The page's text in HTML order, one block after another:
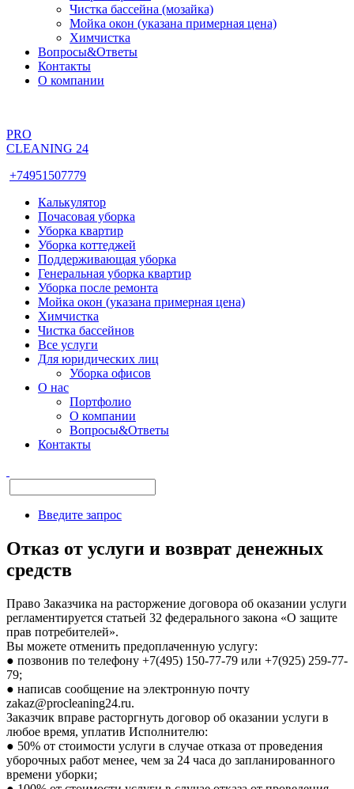
Чистка бассейна (мозайка)
Мойка окон (указана примерная цена)
Химчистка
Вопросы&Ответы
Контакты
О компании
PRO
CLEANING 24
+74951507779
Калькулятор
Почасовая уборка
Уборка квартир
Уборка коттеджей
Поддерживающая уборка
Генеральная уборка квартир
Уборка после ремонта
Мойка окон (указана примерная цена)
Химчистка
Чистка бассейнов
Все услуги
Для юридических лиц
Уборка офисов
О нас
Портфолио
О компании
Вопросы&Ответы
Контакты
Введите запрос
Отказ от услуги и возврат денежных
средств
Право Заказчика на расторжение договора об оказании услуги
регламентируется статьей 32 федерального закона «О защите
прав потребителей».
Вы можете отменить предоплаченную услугу:
● позвонив по телефону +7(495) 150-77-79 или +7(925) 259-77-
79;
● написав сообщение на электронную почту
zakaz@procleaning24.ru.
Заказчик вправе расторгнуть договор об оказании услуги в
любое время, уплатив Исполнителю:
● 50% от стоимости услуги в случае отказа от проведения
уборочных работ менее, чем за 24 часа до запланированного
времени уборки;